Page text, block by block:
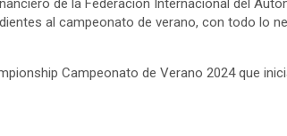
de la Federación Internacional del
al campeonato de verano, con todo lo
Campeonato de Verano 2024 que